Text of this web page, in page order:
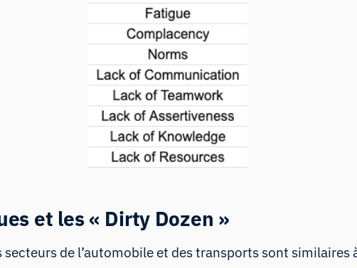
et les « Dirty Dozen »
de l’automobile et des transports sont similaires